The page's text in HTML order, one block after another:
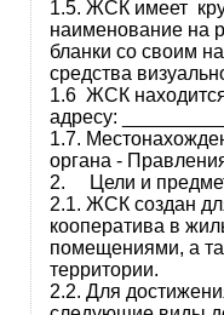
1.5. ЖСК имеет
наименование на
бланки со своим
средства
1.6 ЖСК
адресу:
1.7.
органа -
2. Цели и
2.1. ЖСК создан
кооператива в
помещениями, а
территории.
2.2. Для